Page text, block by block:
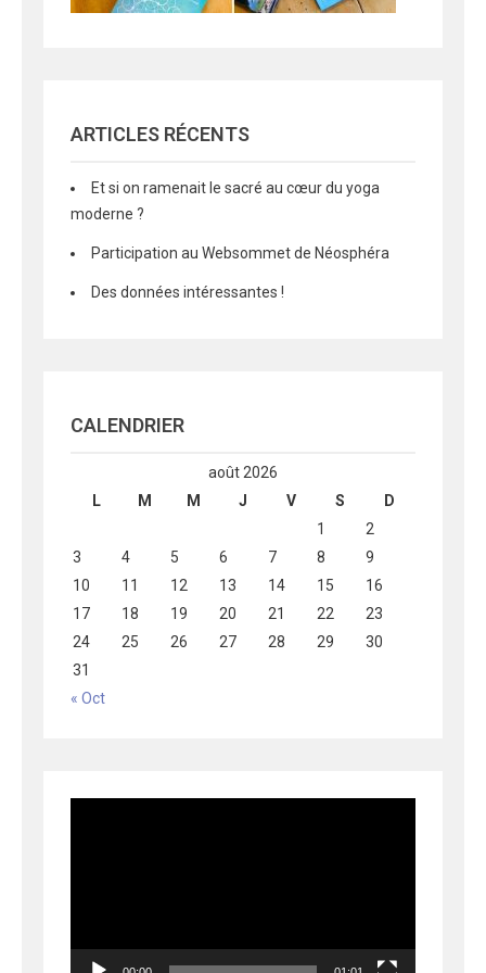
ARTICLES RÉCENTS
Et si on ramenait le sacré au cœur du yoga
moderne ?
Participation au Websommet de Néosphéra
Des données intéressantes !
CALENDRIER
août 2026
L
M M J V S
D
1
2
3
4 5 6 7 8
9
10
11 12 13 14 15
16
17
18 19 20 21 22
23
24
25 26 27 28 29
30
31
« Oct